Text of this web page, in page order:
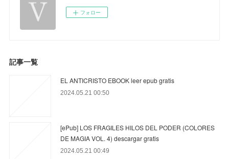
フォロー
記事一覧
EL ANTICRISTO EBOOK leer epub gratis
2024.05.21 00:50
[ePub] LOS FRAGILES HILOS DEL PODER (COLORES
DE MAGIA VOL. 4) descargar gratis
2024.05.21 00:49